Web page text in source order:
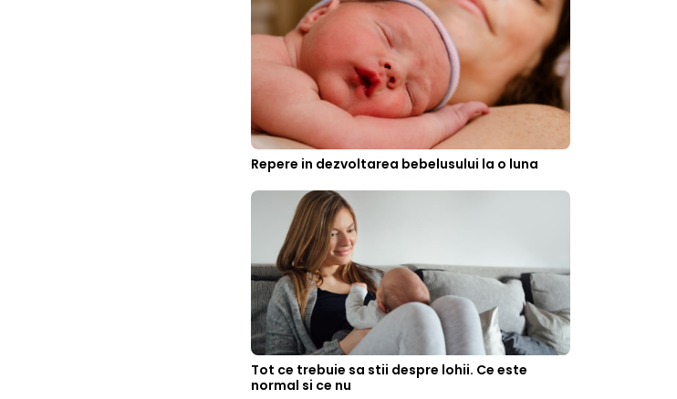
Repere in dezvoltarea bebelusului la o luna
Tot ce trebuie sa stii despre lohii. Ce este
normal si ce nu